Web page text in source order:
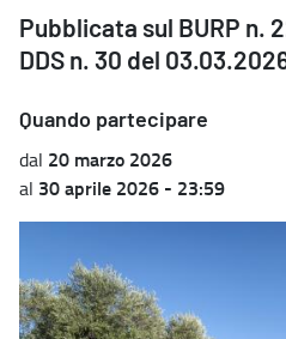
Pubblicata sul BURP n.
DDS n. 30 del
Quando partecipare
dal 20 marzo 2026
al 30 aprile 2026 - 23:59